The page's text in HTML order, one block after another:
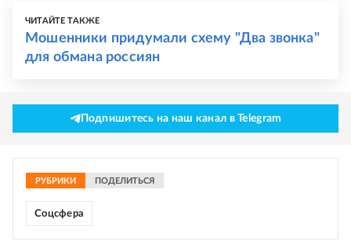
ЧИТАЙТЕ ТАКЖЕ
Мошенники придумали схему "Два звонка"
для обмана россиян
Подпишитесь на наш канал в Telegram
РУБРИКИ ПОДЕЛИТЬСЯ
Соцсфера